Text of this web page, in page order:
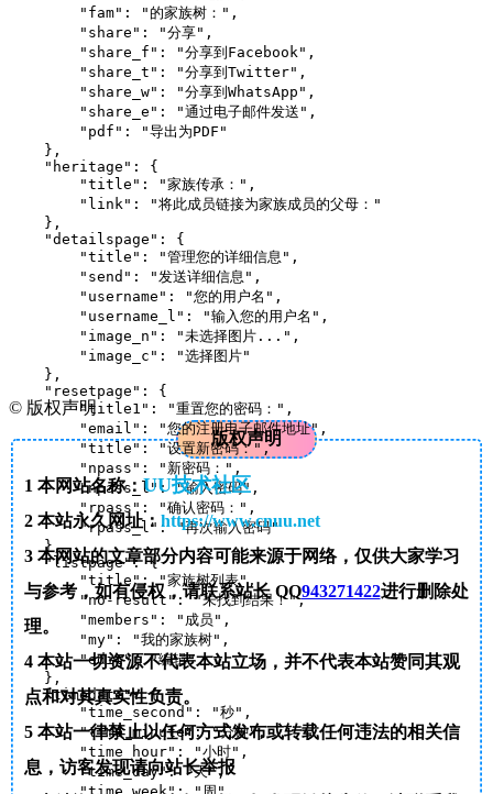
        "fam": "的家族树：",
        "share": "分享",
        "share_f": "分享到Facebook",
        "share_t": "分享到Twitter",
        "share_w": "分享到WhatsApp",
        "share_e": "通过电子邮件发送",
        "pdf": "导出为PDF"
    },
    "heritage": {
        "title": "家族传承：",
        "link": "将此成员链接为家族成员的父母："
    },
    "detailspage": {
        "title": "管理您的详细信息",
        "send": "发送详细信息",
        "username": "您的用户名",
        "username_l": "输入您的用户名",
        "image_n": "未选择图片...",
        "image_c": "选择图片"
    },
    "resetpage": {
        "title1": "重置您的密码：",
        "email": "您的注册电子邮件地址",
        "title": "设置新密码：",
        "npass": "新密码：",
        "npass_l": "输入密码",
        "rpass": "确认密码：",
        "rpass_l": "再次输入密码"
    },
    "listpage": {
        "title": "家族树列表",
        "no-result": "未找到结果！",
        "members": "成员",
        "my": "我的家族树",
        "edit": "编辑"
    },
    "timedate": {
        "time_second": "秒",
        "time_minute": "分钟",
        "time_hour": "小时",
        "time_day": "天",
© 版权声明
版权声明
1 本网站名称：UU技术社区
2本站永久网址： https://www.cnuu.net
3本网站的文章部分内容可能来源于网络，仅供大家学习
与参考，如有侵权，请联系站长 QQ943271422进行删除处
理。
4本站一切资源不代表本站立场，并不代表本站赞同其观
点和对其真实性负责。
5本站一律禁止以任何方式发布或转载任何违法的相关信
息，访客发现请向站长举报